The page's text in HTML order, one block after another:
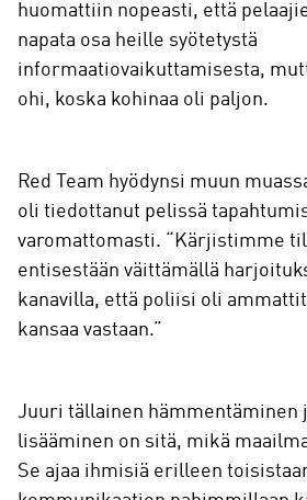
huomattiin nopeasti, että
napata osa heille syötetystä
informaatiovaikuttamisesta,
ohi, koska kohinaa oli paljon.
Red Team hyödynsi muun
oli tiedottanut pelissä
varomattomasti. “Kärjistimme
entisestään väittämällä
kanavilla, että poliisi oli
kansaa vastaan.”
Juuri tällainen hämmentäminen
lisääminen on sitä, mikä
Se ajaa ihmisiä erilleen